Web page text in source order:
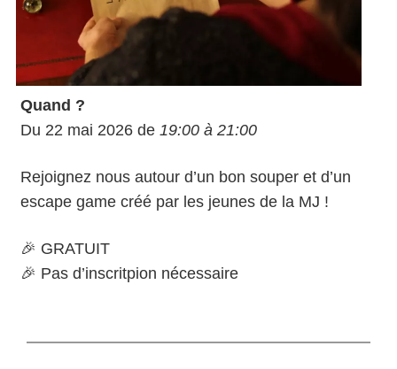
Quand ?
Du 22 mai 2026 de 19:00 à 21:00
Rejoignez nous autour d’un bon souper et d’un
escape game créé par les jeunes de la MJ !
🎉 GRATUIT
🎉 Pas d’inscritpion nécessaire